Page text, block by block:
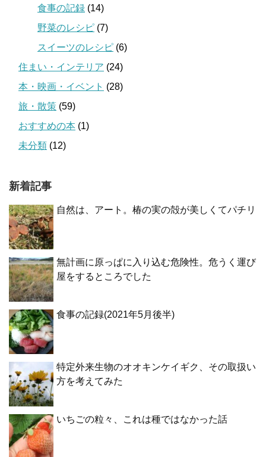
食事の記録 (14)
野菜のレシピ (7)
スイーツのレシピ (6)
住まい・インテリア (24)
本・映画・イベント (28)
旅・散策 (59)
おすすめの本 (1)
未分類 (12)
新着記事
自然は、アート。椿の実の殻が美しくてパチリ
無計画に原っぱに入り込む危険性。危うく運び
屋をするところでした
食事の記録(2021年5月後半)
特定外来生物のオオキンケイギク、その取扱い
方を考えてみた
いちごの粒々、これは種ではなかった話